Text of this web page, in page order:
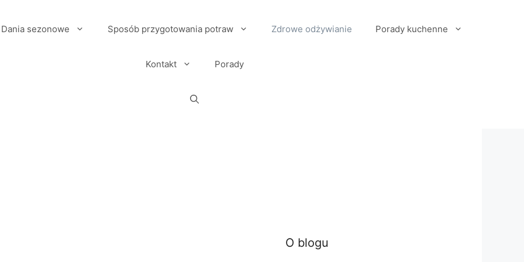
Dania sezonowe Sposób przygotowania potraw Zdrowe odżywianie Porady kuchenne
Kontakt Porady
O blogu